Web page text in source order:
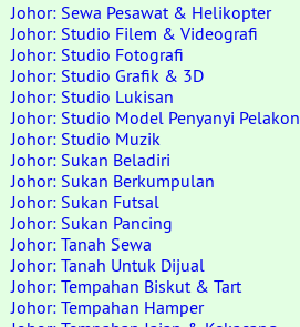
Johor: Sewa Pesawat & Helikopter
Johor: Studio Filem & Videografi
Johor: Studio Fotografi
Johor: Studio Grafik & 3D
Johor: Studio Lukisan
Johor: Studio Model Penyanyi Pelakon
Johor: Studio Muzik
Johor: Sukan Beladiri
Johor: Sukan Berkumpulan
Johor: Sukan Futsal
Johor: Sukan Pancing
Johor: Tanah Sewa
Johor: Tanah Untuk Dijual
Johor: Tempahan Biskut & Tart
Johor: Tempahan Hamper